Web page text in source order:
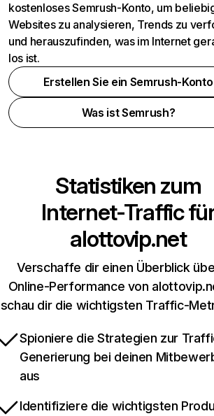
kostenloses Semrush-Konto, um
Websites zu analysieren, Trends zu
und herauszufinden, was im Internet
los ist.
Erstellen Sie ein Semrush-Konto
Was ist Semrush?
Statistiken zum
Internet-Traffic
alottovip.net
Verschaffe dir einen Überblick
Online-Performance von
schau dir die wichtigsten Traffic-
Spioniere die Strategien zur
Generierung bei deinen
aus
Identifiziere die wichtigsten